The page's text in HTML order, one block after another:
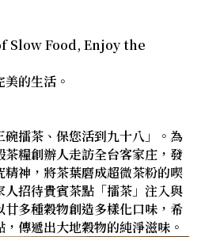
Slow Food, Enjoy the
的生活。
擂茶、保您活到九十八」。為
糧創辦人走訪全台客家庄，發
神，將茶葉磨成超微茶粉的喫
招待貴賓茶點「擂茶」注入與
多種穀物創造多樣化口味，希
傳遞出大地穀物的純淨滋味。